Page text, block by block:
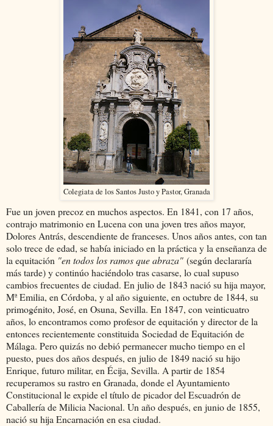
Colegiata de los Santos Justo y Pastor, Granada
Fue un joven precoz en muchos aspectos. En 1841, con 17 años,
contrajo matrimonio en Lucena con una joven tres años mayor,
Dolores Antrás, descendiente de franceses. Unos años antes, con tan
solo trece de edad, se había iniciado en la práctica y la enseñanza de
la equitación "en todos los ramos que abraza" (según declararía
más tarde) y continúo haciéndolo tras casarse, lo cual supuso
cambios frecuentes de ciudad. En julio de 1843 nació su hija mayor,
Mª Emilia, en Córdoba, y al año siguiente, en octubre de 1844, su
primogénito, José, en Osuna, Sevilla. En 1847, con veinticuatro
años, lo encontramos como profesor de equitación y director de la
entonces recientemente constituida Sociedad de Equitación de
Málaga. Pero quizás no debió permanecer mucho tiempo en el
puesto, pues dos años después, en julio de 1849 nació su hijo
Enrique, futuro militar, en Écija, Sevilla. A partir de 1854
recuperamos su rastro en Granada, donde el Ayuntamiento
Constitucional le expide el título de picador del Escuadrón de
Caballería de Milicia Nacional. Un año después, en junio de 1855,
nació su hija Encarnación en esa ciudad.